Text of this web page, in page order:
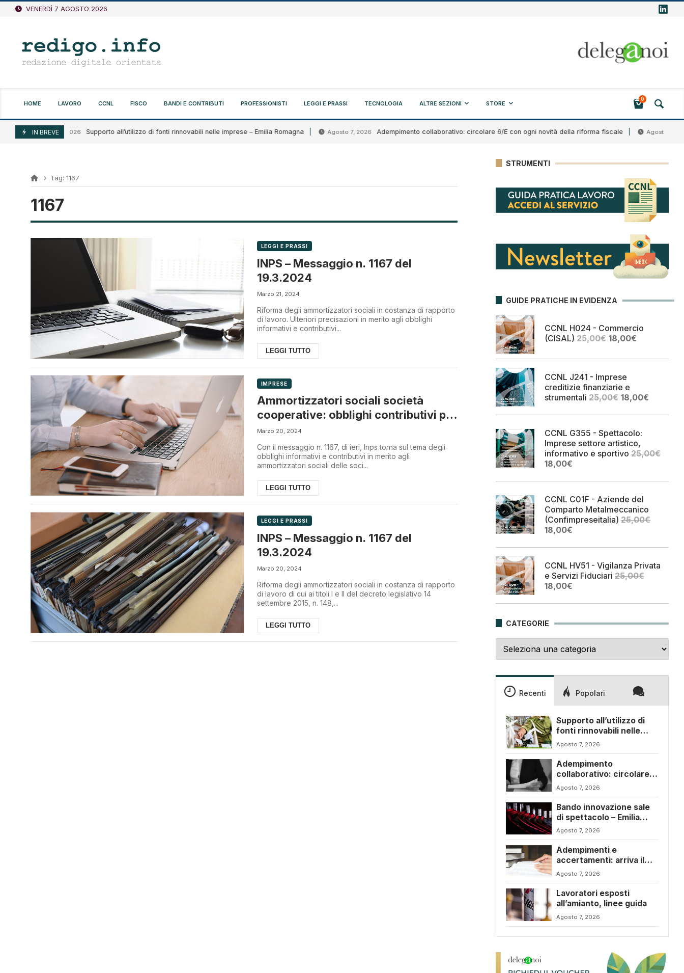
Vai
VENERDÌ 7 AGOSTO 2026
HOME LAVORO CCNL FISCO BANDI E CONTRIBUTI PROFESSIONISTI LEGGI E PRASSI TECNOLOGIA ALTRE SEZIONI STORE
0
IN BREVE
Agosto 7, 2026 Supporto all’utilizzo di fonti rinnovabili nelle imprese – Emilia Romagna Agosto 7, 2026 Adempimento collaborativo: circolare 6/E con ogni novità della riforma fiscale Agosto 7, 2026
Tag: 1167
1167
LEGGI E PRASSI
INPS – Messaggio n. 1167 del
19.3.2024
Marzo 21, 2024
Riforma degli ammortizzatori sociali in costanza di rapporto
di lavoro. Ulteriori precisazioni in merito agli obblighi
informativi e contributivi...
LEGGI TUTTO
IMPRESE
Ammortizzatori sociali società
cooperative: obblighi contributivi per
CIGS e FIS
Marzo 20, 2024
Con il messaggio n. 1167, di ieri, Inps torna sul tema degli
obblighi informativi e contributivi in merito agli
ammortizzatori sociali delle soci...
LEGGI TUTTO
LEGGI E PRASSI
INPS – Messaggio n. 1167 del
19.3.2024
Marzo 20, 2024
Riforma degli ammortizzatori sociali in costanza di rapporto
di lavoro di cui ai titoli I e II del decreto legislativo 14
settembre 2015, n. 148,...
LEGGI TUTTO
STRUMENTI
GUIDE PRATICHE IN EVIDENZA
CCNL H024 - Commercio
(CISAL) 25,00€ Il
originale
25,00€.
18,00€Il
attuale
CCNL J241 - Imprese
creditizie finanziarie e
strumentali 25,00€ Il
originale
25,00€.
18,00€Il
attuale
CCNL G355 - Spettacolo:
Imprese settore artistico,
informativo e sportivo 25,00€
Il
originale
25,00€.
18,00€Il
attuale
18,00€.
CCNL C01F - Aziende del
Comparto Metalmeccanico
(Confimpreseitalia) 25,00€
Il
originale
25,00€.
18,00€Il
attuale
18,00€.
CCNL HV51 - Vigilanza Privata
e Servizi Fiduciari 25,00€
Il
originale
25,00€.
18,00€Il
attuale
18,00€.
CATEGORIE
Recenti Popolari
Supporto all’utilizzo di
fonti rinnovabili nelle
imprese – Emilia Romagna
Agosto 7, 2026
Adempimento
collaborativo: circolare
6/E con ogni novità della
Agosto 7, 2026
Bando innovazione sale
di spettacolo – Emilia
Romagna
Agosto 7, 2026
Adempimenti e
accertamenti: arriva il
nuovo Testo Unico
fiscale
Agosto 7, 2026
Lavoratori esposti
all’amianto, linee guida
Agosto 7, 2026